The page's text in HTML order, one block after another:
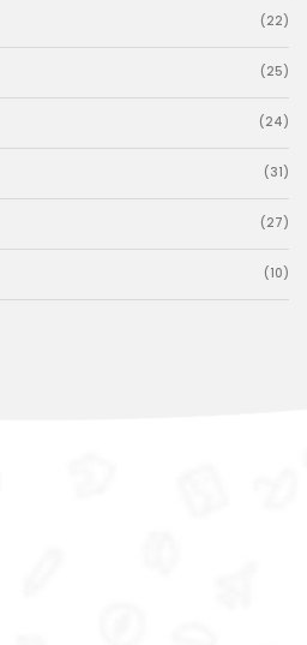
(22)
(25)
(24)
(31)
(27)
(10)